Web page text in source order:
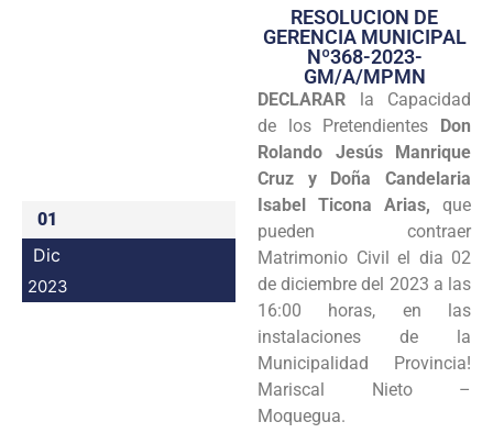
Transparencia
Seguridad
Programas
Intranet
01
Dic
2023
RESOLUCION DE
GERENCIA MUNICIPAL
Nº368-2023-
GM/A/MPMN
DECLARAR la Capacidad
de los Pretendientes Don
Rolando Jesús Manrique
Cruz y Doña Candelaria
Isabel Ticona Arias, que
pueden contraer
Matrimonio Civil el dia 02
de diciembre del 2023 a las
16:00 horas, en las
instalaciones de la
Municipalidad Provincia!
Mariscal Nieto –
Moquegua.